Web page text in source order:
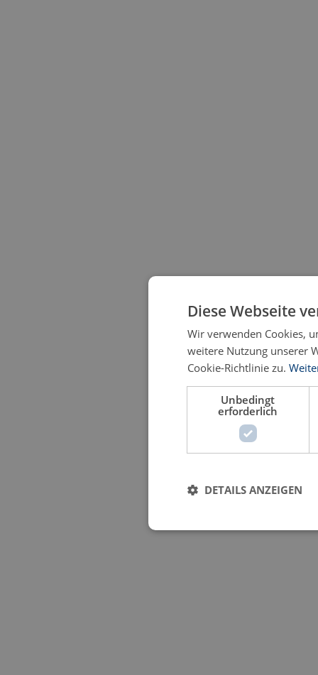
Diese Webseite
Wir verwenden Cookies,
weitere Nutzung unserer
Cookie-Richtlinie zu.
Unbedingt
erforderlich
DETAILS ANZEIGEN